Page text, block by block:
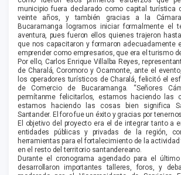
municipio fuera declarado como capital turística
veinte años, y también gracias a la
Bucaramanga logramos iniciar formalmente el
aventura, pues fueron ellos quienes trajeron
que nos capacitaron y formaron adecuadamente
emprender como empresarios, que era el turismo
Por ello, Carlos Enrique Villalba Reyes,
de Charalá, Coromoro y Ocamonte, ante el
los operadores turísticos de Charalá, felicitó el
de Comercio de Bucaramanga. “Señores
permítanme felicitarlos, estamos haciendo las
estamos haciendo las cosas bien significa
Santander. El foro fue un éxito y gracias por
El objetivo del proyecto era el de integrar tanto a
entidades públicas y privadas de la región,
herramientas para el fortalecimiento de la actividad
en el resto del territorio santandereano.
Durante el cronograma agendado para el
desarrollaron importantes talleres, foros, y